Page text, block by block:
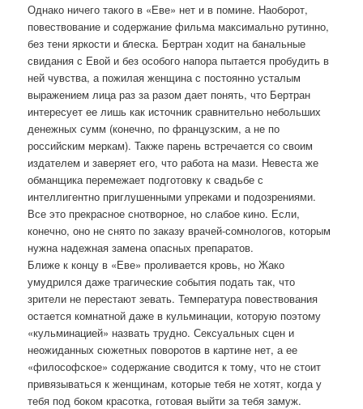
Однако ничего такого в «Еве» нет и в помине. Наоборот,
повествование и содержание фильма максимально рутинно,
без тени яркости и блеска. Бертран ходит на банальные
свидания с Евой и без особого напора пытается пробудить в
ней чувства, а пожилая женщина с постоянно усталым
выражением лица раз за разом дает понять, что Бертран
интересует ее лишь как источник сравнительно небольших
денежных сумм (конечно, по французским, а не по
российским меркам). Также парень встречается со своим
издателем и заверяет его, что работа на мази. Невеста же
обманщика перемежает подготовку к свадьбе с
интеллигентно приглушенными упреками и подозрениями.
Все это прекрасное снотворное, но слабое кино. Если,
конечно, оно не снято по заказу врачей-сомнологов, которым
нужна надежная замена опасных препаратов.
Ближе к концу в «Еве» проливается кровь, но Жако
умудрился даже трагические события подать так, что
зрители не перестают зевать. Температура повествования
остается комнатной даже в кульминации, которую поэтому
«кульминацией» назвать трудно. Сексуальных сцен и
неожиданных сюжетных поворотов в картине нет, а ее
«философское» содержание сводится к тому, что не стоит
привязываться к женщинам, которые тебя не хотят, когда у
тебя под боком красотка, готовая выйти за тебя замуж.